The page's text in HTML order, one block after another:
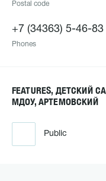
Postal code
+7 (34363) 5-46-83
Phones
FEATURES, ДЕТСКИЙ
МДОУ, АРТЕМОВСКИЙ
Public